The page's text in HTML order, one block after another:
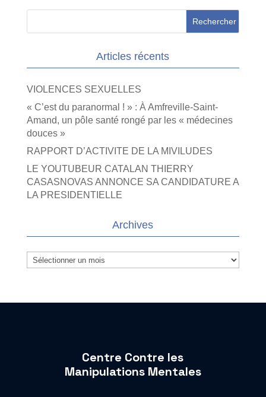
Articles récents
VIOLENCES SEXUELLES
« C’est du paranormal ! » : À Amfreville-Saint-
Amand, un pôle santé rongé par les « médecines
douces »
RAPPORT D’ACTIVITE DE LA MIVILUDES
LE YOUTUBEUR CATALAN THIERRY
CASASNOVAS ANNONCE SA CANDIDATURE A
LA PRESIDENTIELLE
Archives
Archives
Centre Contre les
Manipulations Mentales